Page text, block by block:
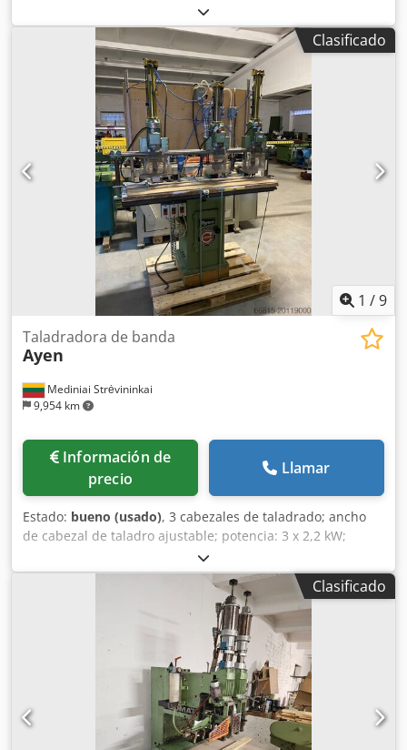
Clasificado
1 /9
Mediniai Strėvininkai
9,954 km
Taladradora de banda
Ayen
Información de
precio
Llamar
Estado: bueno (usado), 3 cabezales de taladrado; ancho
de cabezal de taladro ajustable; potencia: 3 x 2,2 kW;
Clasificado